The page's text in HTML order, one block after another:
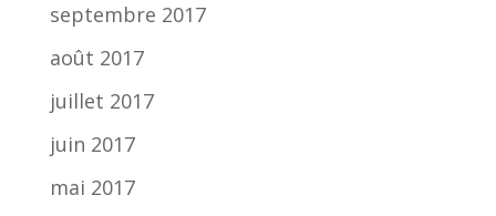
septembre 2017
août 2017
juillet 2017
juin 2017
mai 2017